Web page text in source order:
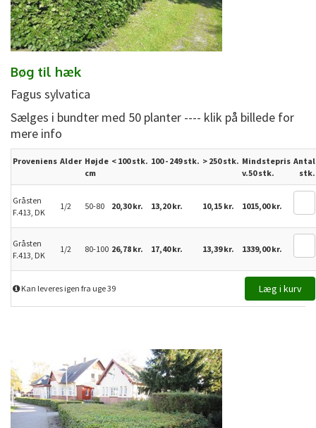
Bøg til hæk
Fagus sylvatica
Sælges i bundter med 50 planter ---- klik på billede for
mere info
Proveniens Alder Højde
cm
< 100 stk. 100 - 249 stk. > 250stk. Mindstepris
v.50 stk.
Antal
stk.
Gråsten
F.413, DK
1/2 50-80 20,30 kr. 13,20 kr. 10,15 kr. 1015,00 kr.
Gråsten
F.413, DK
1/2 80-100 26,78 kr. 17,40 kr. 13,39 kr. 1339,00 kr.
Kan leveres igen fra uge 39